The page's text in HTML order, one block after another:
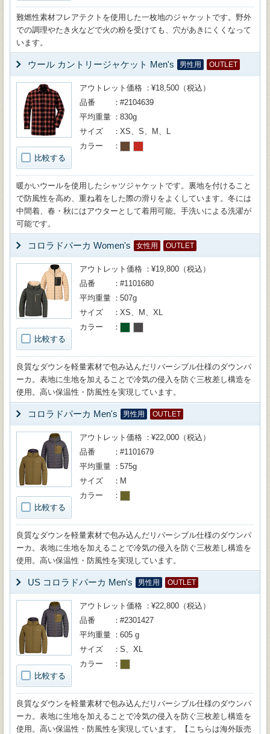
難燃性素材フレアテクトを使用した一枚地のジャケットです。野外
での調理やたき火などで火の粉を受けても、穴があきにくくなって
います。
ウール カントリージャケット Men's 男性用 OUTLET
比較する
アウトレット価格
¥18,500（税込）
品番
#2104639
平均重量
830g
サイズ
XS、S、M、L
カラー
暖かいウールを使用したシャツジャケットです。裏地を付けること
で防風性を高め、重ね着をした際の滑りをよくしています。冬には
中間着、春・秋にはアウターとして着用可能。手洗いによる洗濯が
可能です。
コロラドパーカ Women's 女性用 OUTLET
比較する
アウトレット価格
¥19,800（税込）
品番
#1101680
平均重量
507g
サイズ
XS、M、XL
カラー
良質なダウンを軽量素材で包み込んだリバーシブル仕様のダウンパ
ーカ。表地に生地を加えることで冷気の侵入を防ぐ三枚差し構造を
使用。高い保温性・防風性を実現しています。
コロラドパーカ Men's 男性用 OUTLET
比較する
アウトレット価格
¥22,000（税込）
品番
#1101679
平均重量
575g
サイズ
M
カラー
良質なダウンを軽量素材で包み込んだリバーシブル仕様のダウンパ
ーカ。表地に生地を加えることで冷気の侵入を防ぐ三枚差し構造を
使用。高い保温性・防風性を実現しています。
US コロラドパーカ Men's 男性用 OUTLET
比較する
アウトレット価格
¥22,800（税込）
品番
#2301427
平均重量
605 g
サイズ
S、XL
カラー
良質なダウンを軽量素材で包み込んだリバーシブル仕様のダウンパ
ーカ。表地に生地を加えることで冷気の侵入を防ぐ三枚差し構造を
使用。高い保温性・防風性を実現しています。【こちらは海外販売